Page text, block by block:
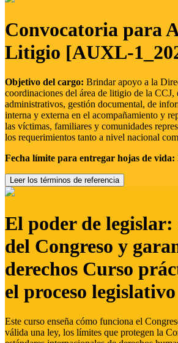
Convocatoria para
Litigio [AUXL-
Objetivo del cargo: Brindar apoyo a la
coordinaciones del área de litigio de la CCJ,
administrativos, gestión documental, de
interna y externa en el acompañamiento y
las víctimas, familiares y comunidades
los requerimientos tanto a nivel nacional
Fecha límite para entregar hojas de vida:
Leer los términos de referencia
El poder de
del Congreso y
derechos Curso
el proceso legislativo
Este curso enseña cómo funciona el
válida una ley, los límites que protegen la